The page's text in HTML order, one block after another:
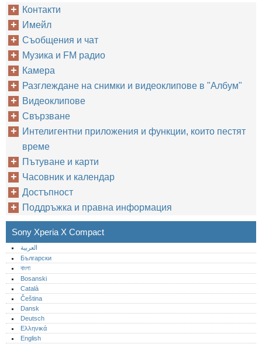
Контакти
Имейл
Съобщения и чат
Музика и FM радио
Камера
Разглеждане на снимки и видеоклипове в "Албум"
Видеоклипове
Свързване
Интелигентни приложения и функции, които пестят
време
Пътуване и карти
Часовник и календар
Достъпност
Поддръжка и правна информация
Sony Xperia X Compact
العربية
Български
বাংলা
Bosanski
Català
Čeština
Dansk
Deutsch
Ελληνικά
English